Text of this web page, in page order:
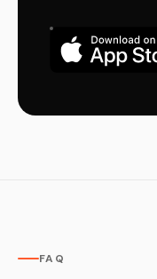
FAQ